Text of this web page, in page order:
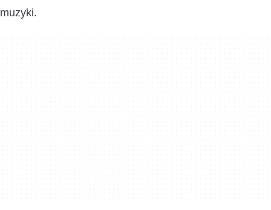
muzyki.